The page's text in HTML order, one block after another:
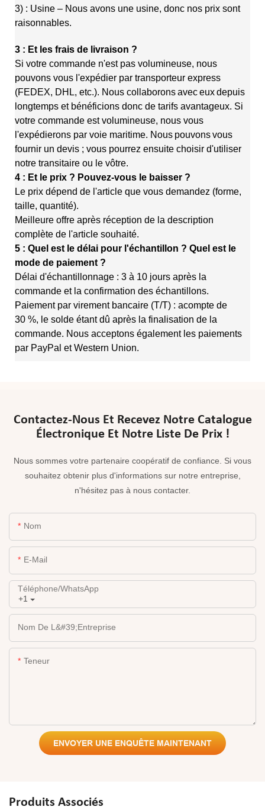
3) : Usine – Nous avons une usine, donc nos prix sont
raisonnables.
3 : Et les frais de livraison ?
Si votre commande n'est pas volumineuse, nous
pouvons vous l'expédier par transporteur express
(FEDEX, DHL, etc.). Nous collaboronsaveceuxdepuis
longtemps et bénéficions donc de tarifs avantageux. Si
votre commande est volumineuse, nous vous
l'expédierons par voie maritime. Nous pouvonsvous
fournir un devis ; vous pourrez ensuite choisir d'utiliser
notre transitaire ou le vôtre.
4 : Et le prix ? Pouvez-vous le baisser ?
Le prix dépend de l'article que vous demandez (forme,
taille, quantité).
Meilleure offre après réception de la description
complète de l'article souhaité.
5 : Quel est le délai pour l'échantillon ? Quel est le
mode de paiement ?
Délai d'échantillonnage : 3 à 10 jours après la
commande et la confirmation des échantillons.
Paiement par virement bancaire (T/T) : acompte de
30 %, le solde étant dû après la finalisation de la
commande. Nous acceptons également les paiements
par PayPal et Western Union.
Contactez-Nous Et Recevez Notre Catalogue
Électronique Et Notre Liste De Prix !
Nous sommes votre partenaire coopératif de confiance. Si vous
souhaitez obtenir plus d'informations sur notre entreprise,
n'hésitez pas à nous contacter.
Nom
E-Mail
+1
Téléphone/WhatsApp
Nom De L&#39;entreprise
Teneur
ENVOYER UNE ENQUÊTE MAINTENANT
Produits Associés